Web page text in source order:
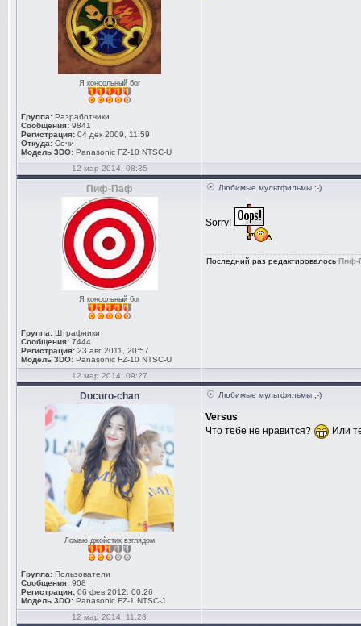
Я консольный бог
Группа: Разработчики
Сообщения: 9841
Регистрация: 04 дек 2009, 11:59
Откуда: Сочи
Модель 3DO: Panasonic FZ-10 NTSC-U
12 мар 2014, 08:35
Пиф-Паф
Я консольный бог
Группа: Штрафники
Сообщения: 7444
Регистрация: 23 авг 2011, 20:57
Модель 3DO: Panasonic FZ-10 NTSC-U
Любимые мультфильмы ;-)
Sorry!
Последний раз редактировалось Пиф-
12 мар 2014, 09:27
Docuro-chan
Ломаю джойстик взглядом
Группа: Пользователи
Сообщения: 908
Регистрация: 06 фев 2012, 00:26
Модель 3DO: Panasonic FZ-1 NTSC-J
Любимые мультфильмы ;-)
Versus
Что тебе не нравится?
Или
12 мар 2014, 11:28